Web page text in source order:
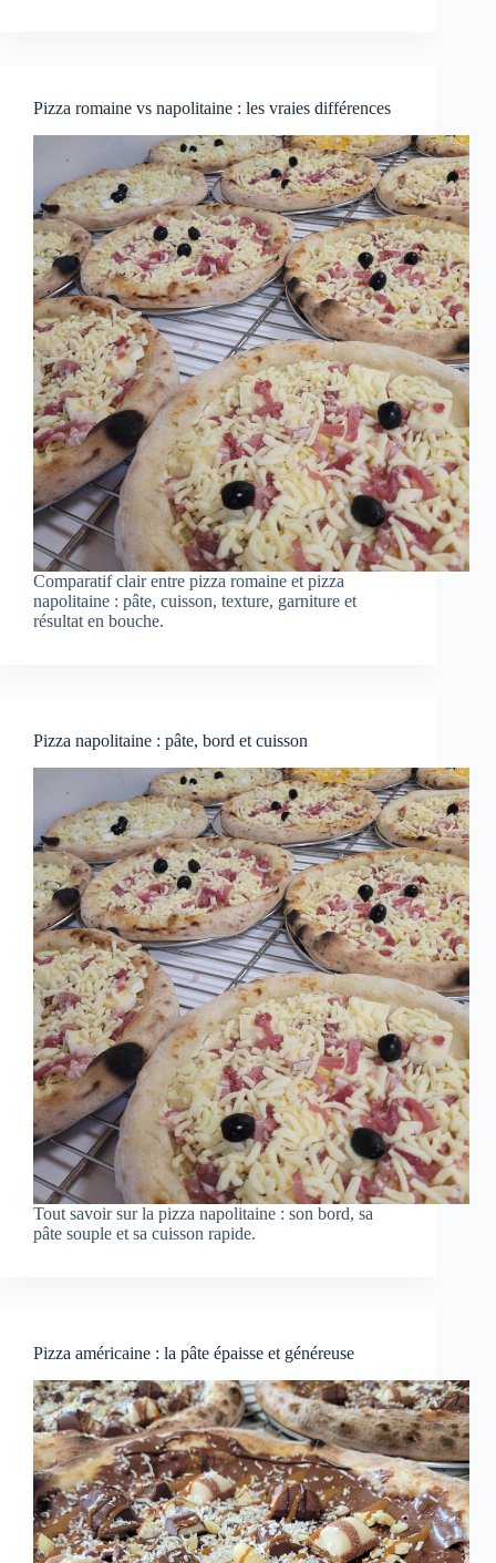
Pizza romaine vs napolitaine : les vraies différences
Comparatif clair entre pizza romaine et pizza
napolitaine : pâte, cuisson, texture, garniture et
résultat en bouche.
Pizza napolitaine : pâte, bord et cuisson
Tout savoir sur la pizza napolitaine : son bord, sa
pâte souple et sa cuisson rapide.
Pizza américaine : la pâte épaisse et généreuse